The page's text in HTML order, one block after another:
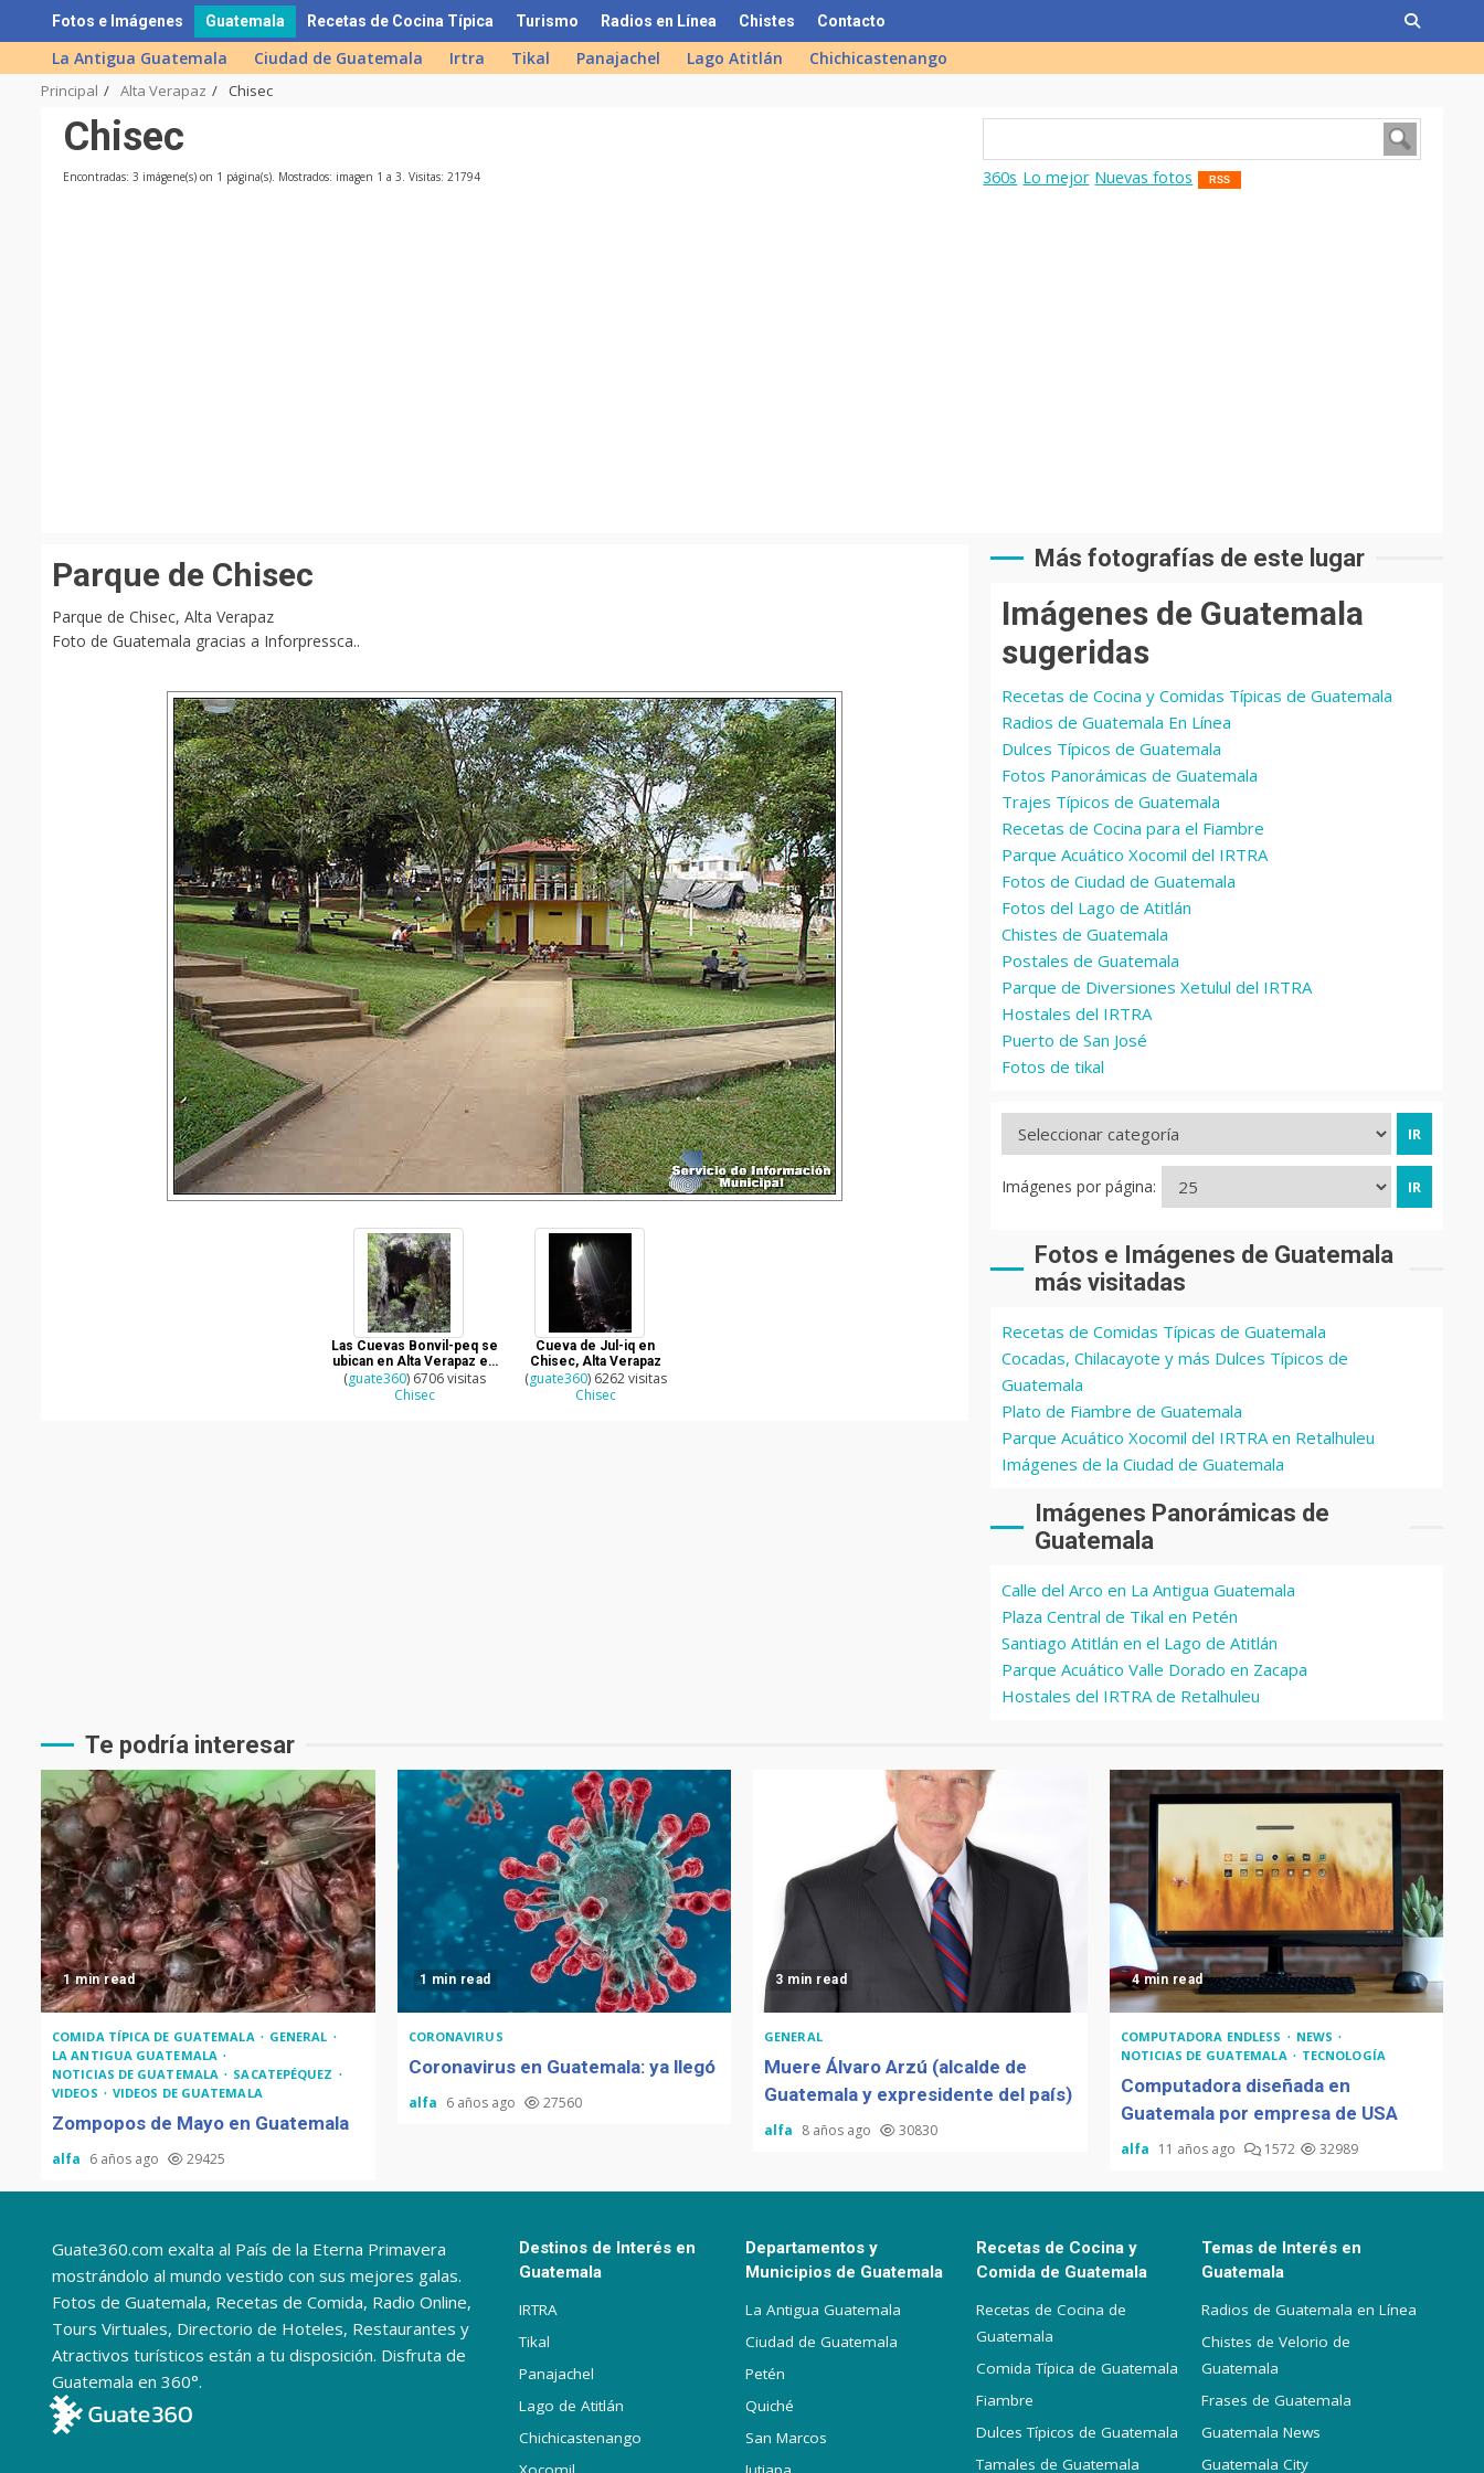
to
content
Fotos e Imágenes Guatemala Recetas de Cocina Típica Turismo Radios en Línea Chistes Contacto
La Antigua Guatemala Ciudad de Guatemala Irtra Tikal Panajachel Lago Atitlán Chichicastenango
Principal Alta Verapaz Chisec
Chisec
Encontradas: 3 imágene(s) on 1 página(s). Mostrados: imagen 1 a 3. Visitas: 21794 360s Lo mejor Nuevas fotos RSS
Parque de Chisec
Parque de Chisec, Alta Verapaz
Foto de Guatemala gracias a Inforpressca..
Las Cuevas Bonvil-peq se
ubican en Alta Verapaz en
el municipio de Chisec
(guate360) 6706 visitas
Chisec
Cueva de Jul-iq en
Chisec, Alta Verapaz
(guate360) 6262 visitas
Chisec
Más fotografías de este lugar
Imágenes de Guatemala
sugeridas
Recetas de Cocina y Comidas Típicas de Guatemala
Radios de Guatemala En Línea
Dulces Típicos de Guatemala
Fotos Panorámicas de Guatemala
Trajes Típicos de Guatemala
Recetas de Cocina para el Fiambre
Parque Acuático Xocomil del IRTRA
Fotos de Ciudad de Guatemala
Fotos del Lago de Atitlán
Chistes de Guatemala
Postales de Guatemala
Parque de Diversiones Xetulul del IRTRA
Hostales del IRTRA
Puerto de San José
Fotos de tikal
Imágenes por página:
Fotos e Imágenes de Guatemala
más visitadas
Recetas de Comidas Típicas de Guatemala
Cocadas, Chilacayote y más Dulces Típicos de
Guatemala
Plato de Fiambre de Guatemala
Parque Acuático Xocomil del IRTRA en Retalhuleu
Imágenes de la Ciudad de Guatemala
Imágenes Panorámicas de
Guatemala
Calle del Arco en La Antigua Guatemala
Plaza Central de Tikal en Petén
Santiago Atitlán en el Lago de Atitlán
Parque Acuático Valle Dorado en Zacapa
Hostales del IRTRA de Retalhuleu
Te podría interesar
1 min read
COMIDA TÍPICA DE GUATEMALA
GENERAL
LA ANTIGUA GUATEMALA
NOTICIAS DE GUATEMALA
SACATEPÉQUEZ
VIDEOS
VIDEOS DE GUATEMALA
Zompopos de Mayo en Guatemala
alfa 6 años ago 29425
1 min read
CORONAVIRUS
Coronavirus en Guatemala: ya llegó
alfa 6 años ago 27560
3 min read
GENERAL
Muere Álvaro Arzú (alcalde de
Guatemala y expresidente del país)
alfa 8 años ago 30830
4 min read
COMPUTADORA ENDLESS
NEWS
NOTICIAS DE GUATEMALA
TECNOLOGÍA
Computadora diseñada en
Guatemala por empresa de USA
alfa 11 años ago 1572 32989
Guate360.com exalta al País de la Eterna Primavera
mostrándolo al mundo vestido con sus mejores galas.
Fotos de Guatemala, Recetas de Comida, Radio Online,
Tours Virtuales, Directorio de Hoteles, Restaurantes y
Atractivos turísticos están a tu disposición. Disfruta de
Guatemala en 360°.
Destinos de Interés en
Guatemala
IRTRA
Tikal
Panajachel
Lago de Atitlán
Chichicastenango
Departamentos y
Municipios de Guatemala
La Antigua Guatemala
Ciudad de Guatemala
Petén
Quiché
San Marcos
Recetas de Cocina y
Comida de Guatemala
Recetas de Cocina de
Guatemala
Comida Típica de Guatemala
Fiambre
Dulces Típicos de Guatemala
Tamales de Guatemala
Temas de Interés en
Guatemala
Radios de Guatemala en Línea
Chistes de Velorio de
Guatemala
Frases de Guatemala
Guatemala News
Guatemala City